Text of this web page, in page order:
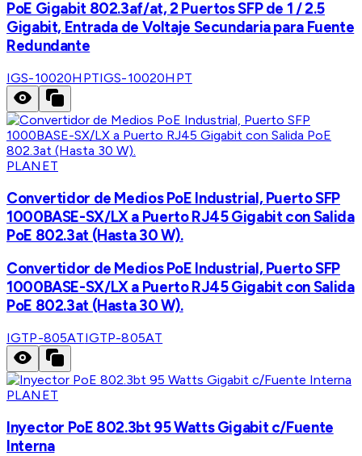
PoE Gigabit 802.3af/at, 2 Puertos SFP de 1 / 2.5
Gigabit, Entrada de Voltaje Secundaria para Fuente
Redundante
IGS-10020HPTIGS-10020HPT
PLANET
Convertidor de Medios PoE Industrial, Puerto SFP
1000BASE-SX/LX a Puerto RJ45 Gigabit con Salida
PoE 802.3at (Hasta 30 W).
Convertidor de Medios PoE Industrial, Puerto SFP
1000BASE-SX/LX a Puerto RJ45 Gigabit con Salida
PoE 802.3at (Hasta 30 W).
IGTP-805ATIGTP-805AT
PLANET
Inyector PoE 802.3bt 95 Watts Gigabit c/Fuente
Interna